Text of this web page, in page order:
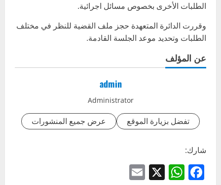
الطلبات الأخرى بخصوص مسائل اجرائية.
وقررت الدائرة المتعهدة حجز ملف القضية للنظر في مختلف
الطلبات وتحديد موعد الجلسة القادمة.
عن المؤلف
admin
Administrator
تفضل بزيارة الموقع عرض جميع المنشورات
شارك:
Facebook
WhatsApp
X